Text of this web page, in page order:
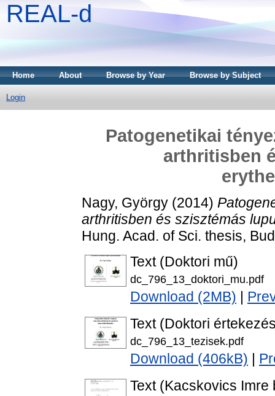
REAL-d
Home About Browse by Year Browse by Subject
Login
Patogenetikai
arthritisben
Nagy, György (2014)
arthritisben és szisztémás
Hung. Acad. of Sci. thesis,
Text (Doktori mű)
dc_796_13_doktori_mu.pdf
Download (2MB)
Text (Doktori
dc_796_13_tezisek.pdf
Download (406kB)
Text (Kacskovics Imre